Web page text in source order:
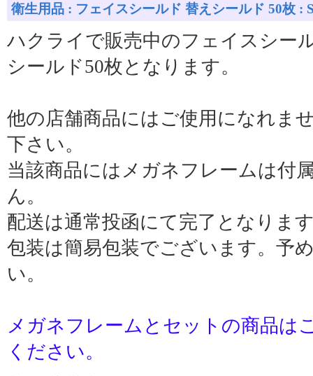
衛生用品 : フェイスシールド 替えシールド 50枚 :
ハクライで販売中のフェイスシー
シールド50枚となります。
他の店舗商品にはご使用になれま
下さい。
当該商品にはメガネフレームは付
ん。
配送は通常投函にて完了となりま
包装は簡易包装でございます。予
い。
メガネフレームとセットの商品は
ください。